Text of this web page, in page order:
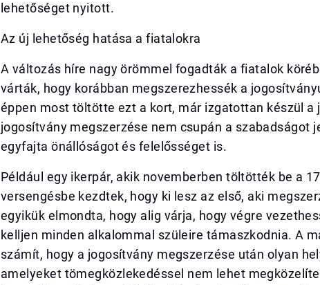
lehetőséget nyitott.
Az új lehetőség hatása a fiatalokra
A változás híre nagy örömmel fogadták a fiatalok
várták, hogy korábban megszerezhessék a
éppen most töltötte ezt a kort, már izgatottan készül a
jogosítvány megszerzése nem csupán a szabadságot
egyfajta önállóságot és felelősséget is.
Például egy ikerpár, akik novemberben töltötték be a
versengésbe kezdtek, hogy ki lesz az első, aki
egyikük elmondta, hogy alig várja, hogy végre
kelljen minden alkalommal szüleire támaszkodnia. A
számít, hogy a jogosítvány megszerzése után olyan
amelyeket tömegközlekedéssel nem lehet